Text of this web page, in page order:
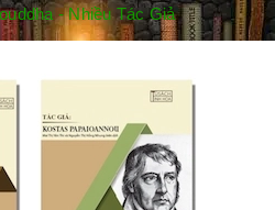
- Nhiều Tác Giả